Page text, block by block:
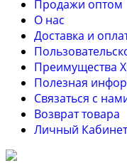
Продажи оптом
О нас
Доставка и
Преимущества
Полезная
Связаться с
Возврат товара
Личный Кабинет